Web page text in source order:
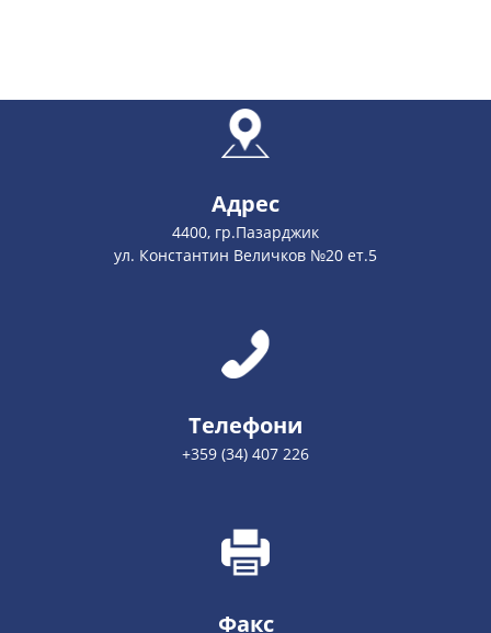
Адрес
4400, гр.Пазарджик
ул. Константин Величков №20 ет.5
Телефони
+359 (34) 407 226
Факс